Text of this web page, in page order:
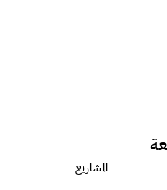
المشاريع